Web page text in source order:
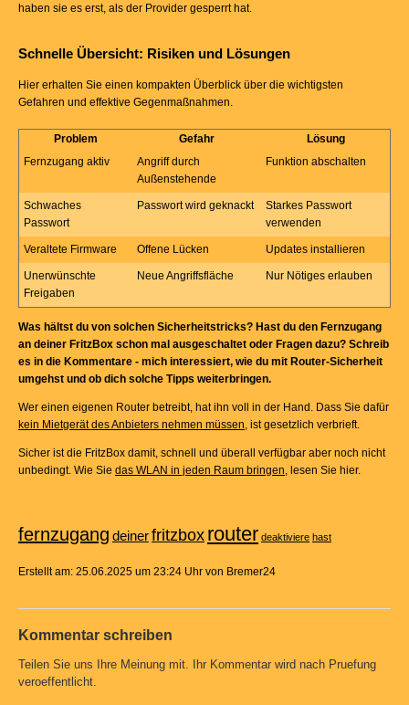
haben sie es erst, als der Provider gesperrt hat.
Schnelle Übersicht: Risiken und Lösungen
Hier erhalten Sie einen kompakten Überblick über die wichtigsten
Gefahren und effektive Gegenmaßnahmen.
Problem Gefahr
Lösung
Fernzugang aktiv
Angriff durch
Außenstehende
Funktion abschalten
Schwaches
Passwort
Passwort wird geknackt
Starkes Passwort
verwenden
Veraltete Firmware Offene Lücken Updates installieren
Unerwünschte
Freigaben
Neue Angriffsfläche Nur Nötiges erlauben
Was hältst du von solchen Sicherheitstricks? Hast du den Fernzugang
an deiner FritzBox schon mal ausgeschaltet oder Fragen dazu? Schreib
es in die Kommentare - mich interessiert, wie du mit Router-Sicherheit
umgehst und ob dich solche Tipps weiterbringen.
Wer einen eigenen Router betreibt, hat ihn voll in der Hand. Dass Sie dafür
kein Mietgerät des Anbieters nehmen müssen , ist gesetzlich verbrieft.
Sicher ist die FritzBox damit, schnell und überall verfügbar aber noch nicht
unbedingt. Wie Sie das WLAN in jeden Raum bringen , lesen Sie hier.
fernzugang deinerfritzbox router deaktiviere hast
Erstellt am: 25.06.2025 um 23:24 Uhr von Bremer24
Kommentar schreiben
Teilen Sie uns Ihre Meinung mit. Ihr Kommentar wird nach Pruefung
veroeffentlicht.